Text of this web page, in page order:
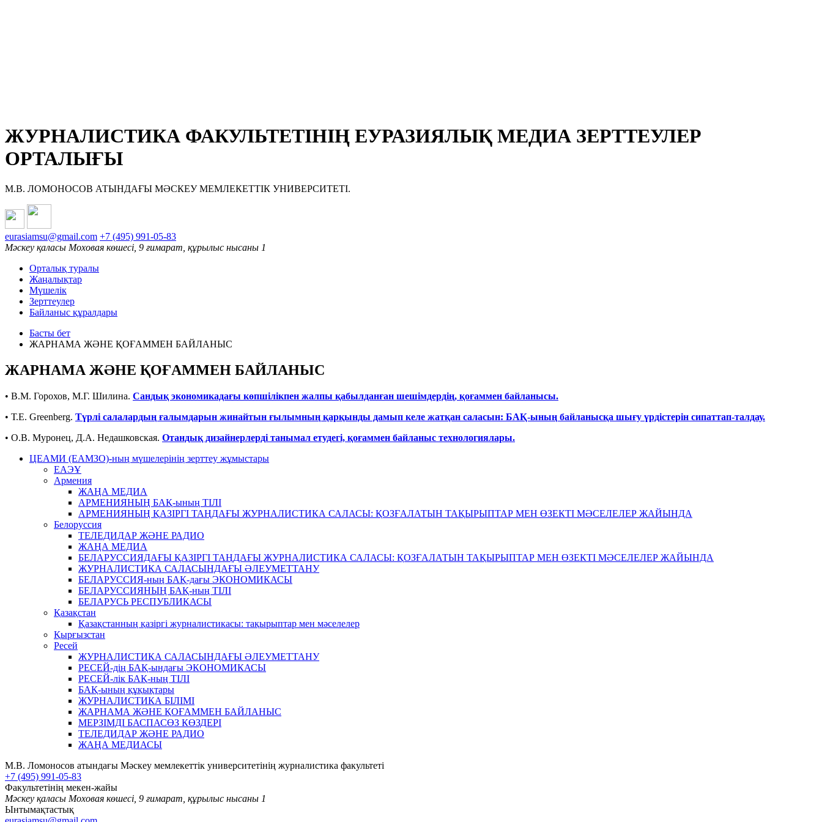
ЖУРНАЛИСТИКА ФАКУЛЬТЕТІНІҢ ЕУРАЗИЯЛЫҚ МЕДИА ЗЕРТТЕУЛЕР
ОРТАЛЫҒЫ
М.В. ЛОМОНОСОВ АТЫНДАҒЫ МӘСКЕУ МЕМЛЕКЕТТІК УНИВЕРСИТЕТІ.
eurasiamsu@gmail.com +7 (495) 991-05-83
Мәскеу қаласы Моховая көшесі, 9 ғимарат, құрылыс нысаны 1
Орталық туралы
Жаңалықтар
Мүшелік
Зерттеулер
Байланыс құралдары
Басты бет
ЖАРНАМА ЖӘНЕ ҚОҒАММЕН БАЙЛАНЫС
ЖАРНАМА ЖӘНЕ ҚОҒАММЕН БАЙЛАНЫС
• В.М. Горохов, М.Г. Шилина. Сандық экономикадағы көпшілікпен жалпы қабылданған шешімдердің, қоғаммен байланысы.
• Т.Е. Greenberg. Түрлі салалардың ғалымдарын жинайтын ғылымның қарқынды дамып келе жатқан саласын: БАҚ-ының байланысқа шығу үрдістерін сипаттап-талдау.
• О.В. Муронец, Д.А. Недашковская. Отандық дизайнерлерді танымал етудегі, қоғаммен байланыс технологиялары.
ЦЕАМИ (ЕАМЗО)-ның мүшелерінің зерттеу жұмыстары
ЕАЭҰ
Армения
ЖАҢА МЕДИА
АРМЕНИЯНЫҢ БАҚ-ының ТІЛІ
АРМЕНИЯНЫҢ ҚАЗІРГІ ТАҢДАҒЫ ЖУРНАЛИСТИКА САЛАСЫ: ҚОЗҒАЛАТЫН ТАҚЫРЫПТАР МЕН ӨЗЕКТІ МӘСЕЛЕЛЕР ЖАЙЫНДА
Белоруссия
ТЕЛЕДИДАР ЖӘНЕ РАДИО
ЖАҢА МЕДИА
БЕЛАРУССИЯДАҒЫ ҚАЗІРГІ ТАҢДАҒЫ ЖУРНАЛИСТИКА САЛАСЫ: ҚОЗҒАЛАТЫН ТАҚЫРЫПТАР МЕН ӨЗЕКТІ МӘСЕЛЕЛЕР ЖАЙЫНДА
ЖУРНАЛИСТИКА САЛАСЫНДАҒЫ ӘЛЕУМЕТТАНУ
БЕЛАРУССИЯ-ның БАҚ-дағы ЭКОНОМИКАСЫ
БЕЛАРУССИЯНЫҢ БАҚ-ның ТІЛІ
БЕЛАРУСЬ РЕСПУБЛИКАСЫ
Қазақстан
Қазақстанның қазіргі журналистикасы: тақырыптар мен мәселелер
Қырғызстан
Ресей
ЖУРНАЛИСТИКА САЛАСЫНДАҒЫ ӘЛЕУМЕТТАНУ
РЕСЕЙ-дің БАҚ-ындағы ЭКОНОМИКАСЫ
РЕСЕЙ-лік БАҚ-ның ТІЛІ
БАҚ-ының құқықтары
ЖУРНАЛИСТИКА БІЛІМІ
ЖАРНАМА ЖӘНЕ ҚОҒАММЕН БАЙЛАНЫС
МЕРЗІМДІ БАСПАСӨЗ КӨЗДЕРІ
ТЕЛЕДИДАР ЖӘНЕ РАДИО
ЖАҢА МЕДИАСЫ
М.В. Ломоносов атындағы Мәскеу мемлекеттік университетінің журналистика факультеті
+7 (495) 991-05-83
Факультетінің мекен-жайы
Мәскеу қаласы Моховая көшесі, 9 ғимарат, құрылыс нысаны 1
Ынтымақтастық